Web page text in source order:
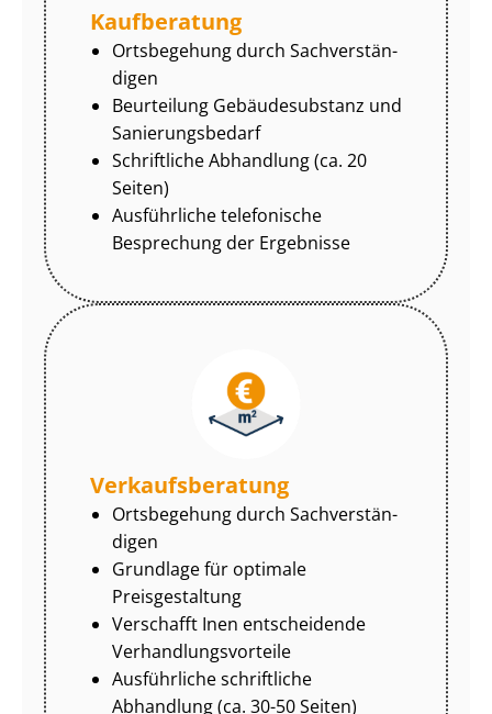
Kaufberatung
Ortsbegehung durch Sach­ver­stän­
di­gen
Beurteilung Gebäudesubstanz und
Sa­nie­rungs­be­darf
Schriftliche Abhandlung (ca. 20
Seiten)
Ausführliche telefonische
Besprechung der Ergebnisse
Ver­kaufs­be­ra­tung
Ortsbegehung durch Sach­ver­stän­
di­gen
Grundlage für optimale
Preisgestaltung
Verschafft Inen entscheidende
Ver­hand­lungs­vor­tei­le
Ausführliche schriftliche
Abhandlung (ca. 30-50 Seiten)